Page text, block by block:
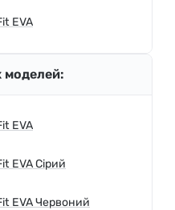
EVA
моделей:
EVA
EVA Сірий
EVA Червоний